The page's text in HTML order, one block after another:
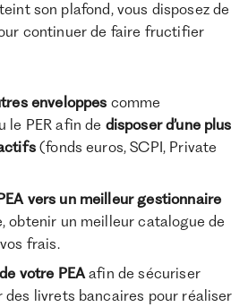
son plafond, vous disposez de
continuer de faire fructifier
enveloppes comme
le PER afin de disposer d’une plus
(fonds euros, SCPI, Private
vers un meilleur gestionnaire
obtenir un meilleur catalogue de
frais.
votre PEAafin de sécuriser
des livrets bancaires pour réaliser